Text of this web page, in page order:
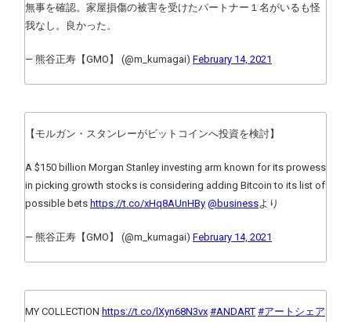
無事を確認。家屋損傷の被害を受けたパートナー１名がいるも怪
我なし。良かった。
— 熊谷正寿【GMO】 (@m_kumagai) February 14, 2021
【モルガン・スタンレーがビットコインへ投資を検討】
A $150 billion Morgan Stanley investing arm known for its prowess
in picking growth stocks is considering adding Bitcoin to its list of
possible bets https://t.co/xHq8AUnHBy @businessより
— 熊谷正寿【GMO】 (@m_kumagai) February 14, 2021
MY COLLECTION https://t.co/lXyn68N3vx #ANDART #アートシェア